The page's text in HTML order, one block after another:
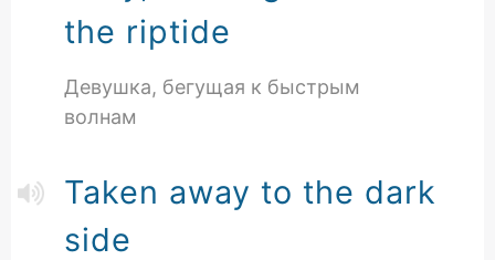
the riptide
Девушка, бегущая к быстрым
волнам
Taken away to the dark
side